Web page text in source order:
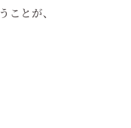
ことが、